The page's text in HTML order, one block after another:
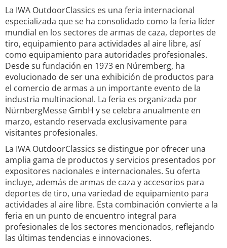
La IWA OutdoorClassics es una feria internacional
especializada que se ha consolidado como la feria líder
mundial en los sectores de armas de caza, deportes de
tiro, equipamiento para actividades al aire libre, así
como equipamiento para autoridades profesionales.
Desde su fundación en 1973 en Núremberg, ha
evolucionado de ser una exhibición de productos para
el comercio de armas a un importante evento de la
industria multinacional. La feria es organizada por
NürnbergMesse GmbH y se celebra anualmente en
marzo, estando reservada exclusivamente para
visitantes profesionales.
La IWA OutdoorClassics se distingue por ofrecer una
amplia gama de productos y servicios presentados por
expositores nacionales e internacionales. Su oferta
incluye, además de armas de caza y accesorios para
deportes de tiro, una variedad de equipamiento para
actividades al aire libre. Esta combinación convierte a la
feria en un punto de encuentro integral para
profesionales de los sectores mencionados, reflejando
las últimas tendencias e innovaciones.